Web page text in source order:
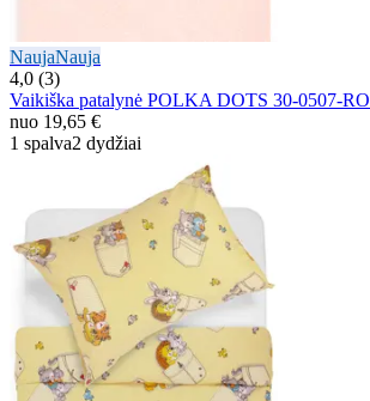
NaujaNauja
4,0 (3)
Vaikiška patalynė POLKA DOTS 30-0507-
nuo 19,65 €
1 spalva2 dydžiai